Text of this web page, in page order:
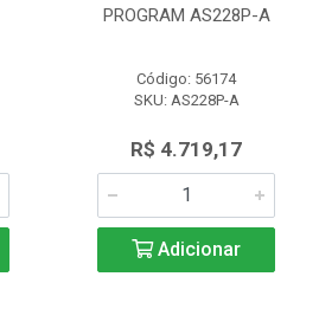
PROGRAM AS228P-A
Código: 56174
SKU: AS228P-A
R$ 4.719,17
Adicionar